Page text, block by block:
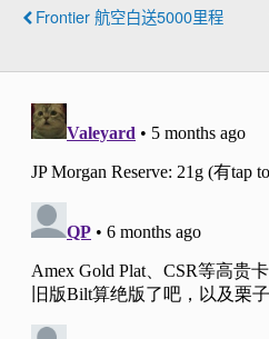
Frontier 航空白送5000里程